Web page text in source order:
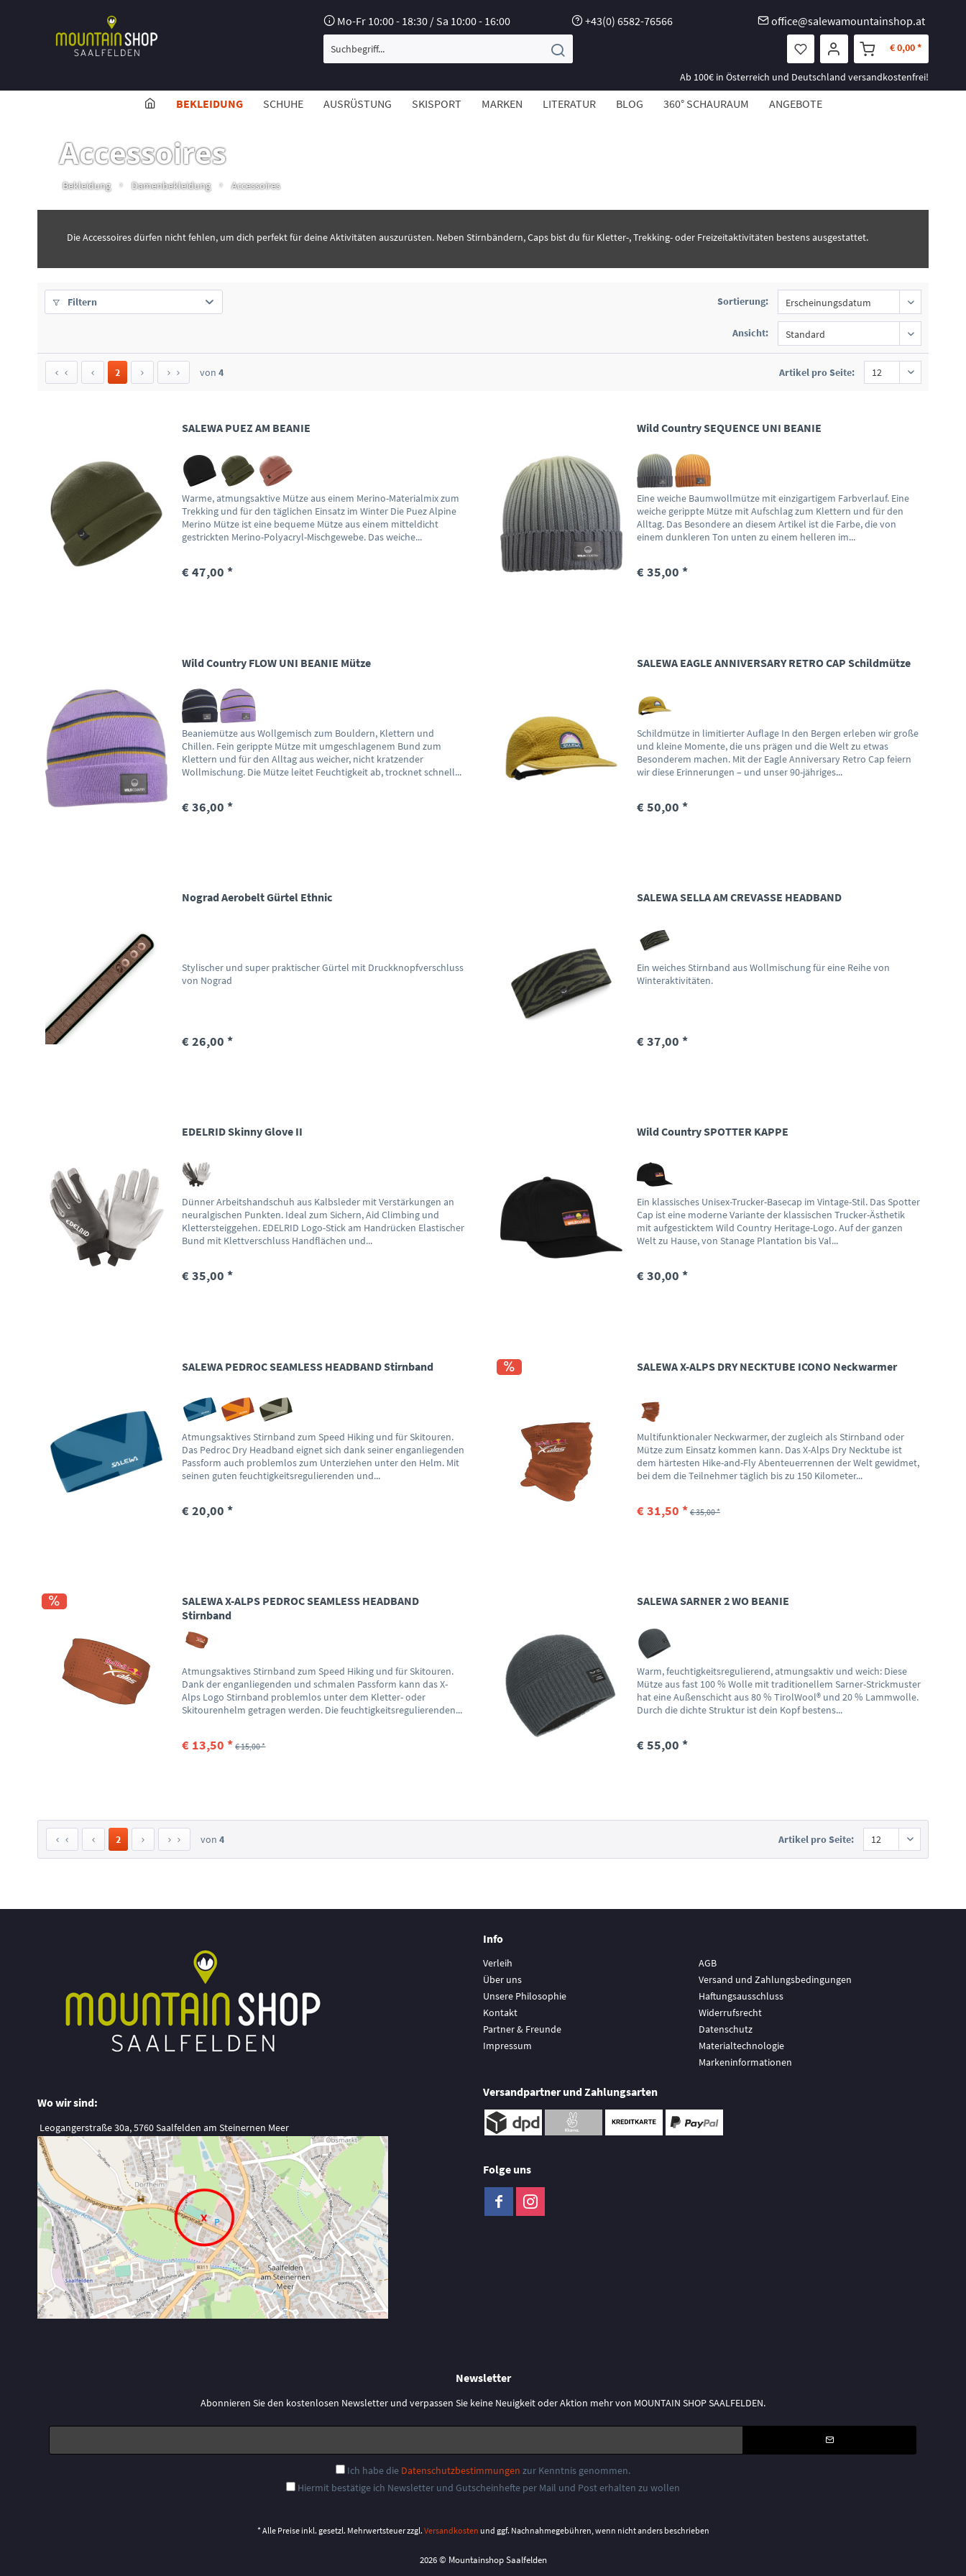
Mo-Fr 10:00 - 18:30 / Sa 10:00 - 16:00 +43(0) 6582-76566 office@salewamountainshop.at
€ 0,00 *
Ab 100€ in Österreich und Deutschland versandkostenfrei!
BEKLEIDUNG SCHUHE AUSRÜSTUNG SKISPORT MARKEN LITERATUR BLOG 360° SCHAURAUM ANGEBOTE
Accessoires
Bekleidung Damenbekleidung Accessoires
Die Accessoires dürfen nicht fehlen, um dich perfekt für deine Aktivitäten auszurüsten. Neben Stirnbändern, Caps bist du für Kletter-, Trekking- oder Freizeitaktivitäten bestens ausgestattet.
Filtern Sortierung:
Ansicht:
2 von 4 Artikel pro Seite:
SALEWA PUEZ AM BEANIE
Warme, atmungsaktive Mütze aus einem Merino-Materialmix zum
Trekking und für den täglichen Einsatz im Winter Die Puez Alpine
Merino Mütze ist eine bequeme Mütze aus einem mitteldicht
gestrickten Merino-Polyacryl-Mischgewebe. Das weiche...
€ 47,00 *
Wild Country SEQUENCE UNI BEANIE
Eine weiche Baumwollmütze mit einzigartigem Farbverlauf. Eine
weiche gerippte Mütze mit Aufschlag zum Klettern und für den
Alltag. Das Besondere an diesem Artikel ist die Farbe, die von
einem dunkleren Ton unten zu einem helleren im...
€ 35,00 *
Wild Country FLOW UNI BEANIE Mütze
Beaniemütze aus Wollgemisch zum Bouldern, Klettern und
Chillen. Fein gerippte Mütze mit umgeschlagenem Bund zum
Klettern und für den Alltag aus weicher, nicht kratzender
Wollmischung. Die Mütze leitet Feuchtigkeit ab, trocknet schnell...
€ 36,00 *
SALEWA EAGLE ANNIVERSARY RETRO CAP Schildmütze
Schildmütze in limitierter Auflage In den Bergen erleben wir große
und kleine Momente, die uns prägen und die Welt zu etwas
Besonderem machen. Mit der Eagle Anniversary Retro Cap feiern
wir diese Erinnerungen – und unser 90-jähriges...
€ 50,00 *
Nograd Aerobelt Gürtel Ethnic
Stylischer und super praktischer Gürtel mit Druckknopfverschluss
von Nograd
€ 26,00 *
SALEWA SELLA AM CREVASSE HEADBAND
Ein weiches Stirnband aus Wollmischung für eine Reihe von
Winteraktivitäten.
€ 37,00 *
EDELRID Skinny Glove II
Dünner Arbeitshandschuh aus Kalbsleder mit Verstärkungen an
neuralgischen Punkten. Ideal zum Sichern, Aid Climbing und
Klettersteiggehen. EDELRID Logo-Stick am Handrücken Elastischer
Bund mit Klettverschluss Handflächen und...
€ 35,00 *
Wild Country SPOTTER KAPPE
Ein klassisches Unisex-Trucker-Basecap im Vintage-Stil. Das Spotter
Cap ist eine moderne Variante der klassischen Trucker-Ästhetik
mit aufgesticktem Wild Country Heritage-Logo. Auf der ganzen
Welt zu Hause, von Stanage Plantation bis Val...
€ 30,00 *
SALEWA PEDROC SEAMLESS HEADBAND Stirnband
Atmungsaktives Stirnband zum Speed Hiking und für Skitouren.
Das Pedroc Dry Headband eignet sich dank seiner enganliegenden
Passform auch problemlos zum Unterziehen unter den Helm. Mit
seinen guten feuchtigkeitsregulierenden und...
€ 20,00 *
SALEWA X-ALPS DRY NECKTUBE ICONO Neckwarmer
Multifunktionaler Neckwarmer, der zugleich als Stirnband oder
Mütze zum Einsatz kommen kann. Das X-Alps Dry Necktube ist
dem härtesten Hike-and-Fly Abenteuerrennen der Welt gewidmet,
bei dem die Teilnehmer täglich bis zu 150 Kilometer...
€ 31,50 * € 35,00 *
SALEWA X-ALPS PEDROC SEAMLESS HEADBAND
Stirnband
Atmungsaktives Stirnband zum Speed Hiking und für Skitouren.
Dank der enganliegenden und schmalen Passform kann das X-
Alps Logo Stirnband problemlos unter dem Kletter- oder
Skitourenhelm getragen werden. Die feuchtigkeitsregulierenden...
€ 13,50 * € 15,00 *
SALEWA SARNER 2 WO BEANIE
Warm, feuchtigkeitsregulierend, atmungsaktiv und weich: Diese
Mütze aus fast 100 % Wolle mit traditionellem Sarner-Strickmuster
hat eine Außenschicht aus 80 % TirolWool® und 20 % Lammwolle.
Durch die dichte Struktur ist dein Kopf bestens...
€ 55,00 *
2 von 4 Artikel pro Seite:
Wo wir sind:
Leogangerstraße 30a, 5760 Saalfelden am Steinernen Meer
Info
Verleih
Über uns
Unsere Philosophie
Kontakt
Partner & Freunde
Impressum
AGB
Versand und Zahlungsbedingungen
Haftungsausschluss
Widerrufsrecht
Datenschutz
Materialtechnologie
Markeninformationen
Versandpartner und Zahlungsarten
Folge uns
Newsletter
Abonnieren Sie den kostenlosen Newsletter und verpassen Sie keine Neuigkeit oder Aktion mehr von MOUNTAIN SHOP SAALFELDEN.
Ich habe die Datenschutzbestimmungen zur Kenntnis genommen.
Hiermit bestätige ich Newsletter und Gutscheinhefte per Mail und Post erhalten zu wollen
* Alle Preise inkl. gesetzl. Mehrwertsteuer zzgl. Versandkosten und ggf. Nachnahmegebühren, wenn nicht anders beschrieben
2026 © Mountainshop Saalfelden